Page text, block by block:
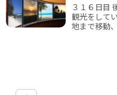
３１６日目
観光をして
地まで移動